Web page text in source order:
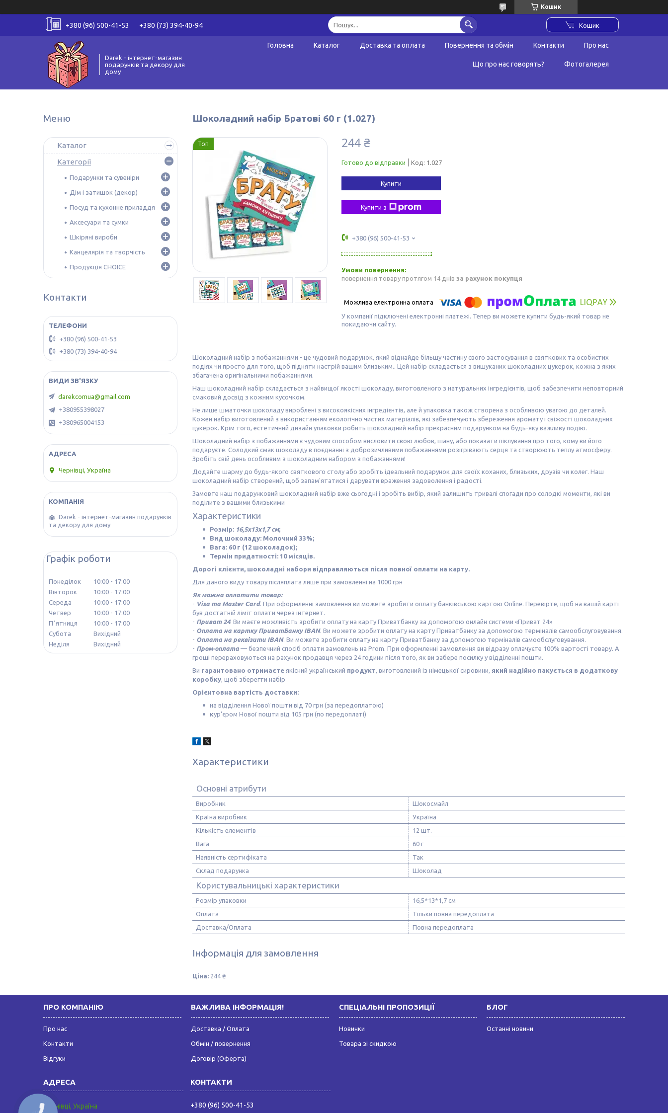
Кошик
+380 (96) 500-41-53 +380 (73) 394-40-94 Кошик
Darek - інтернет-магазин
подарунків та декору для
дому
Головна Каталог Доставка та оплата Повернення та обмін Контакти Про нас
Що про нас говорять? Фотогалерея
Шоколадний набір Братові 60 г (1.027)
Топ 244 ₴
Готово до відправки Код: 1.027
Купити
Купити з
+380 (96) 500-41-53
повернення товару протягом 14 днів за рахунок покупця
У компанії підключені електронні платежі. Тепер ви можете купити будь-який товар не
покидаючи сайту.
Шоколадний набір з побажаннями - це чудовий подарунок, який віднайде більшу частину свого застосування в святкових та особистих
подіях чи просто для того, щоб підняти настрій вашим близьким.. Цей набір складається з вишуканих шоколадних цукерок, кожна з яких
збагачена оригінальними побажаннями.
Наш шоколадний набір складається з найвищої якості шоколаду, виготовленого з натуральних інгредієнтів, щоб забезпечити неповторний
смаковий досвід з кожним кусочком.
Не лише шматочки шоколаду вироблені з високоякісних інгредієнтів, але й упаковка також створена з особливою увагою до деталей.
Кожен набір виготовлений з використанням екологічно чистих матеріалів, які забезпечують збереження аромату і свіжості шоколадних
цукерок. Крім того, естетичний дизайн упаковки робить шоколадний набір прекрасним подарунком на будь-яку важливу подію.
Шоколадний набір з побажаннями є чудовим способом висловити свою любов, шану, або показати піклування про того, кому ви його
подаруєте. Солодкий смак шоколаду в поєднанні з доброзичливими побажаннями розігрівають серця та створюють теплу атмосферу.
Зробіть свій день особливим з шоколадним набором з побажаннями!
Додайте шарму до будь-якого святкового столу або зробіть ідеальний подарунок для своїх коханих, близьких, друзів чи колег. Наш
шоколадний набір створений, щоб запам'ятатися і дарувати враження задоволення і радості.
Замовте наш подарунковий шоколадний набір вже сьогодні і зробіть вибір, який залишить тривалі спогади про солодкі моменти, які ви
поділите з вашими близькими
Характеристики
Розмір: 16,5х13х1,7 см;
Вид шоколаду: Молочний 33%;
Вага: 60 г (12 шоколадок);
Термін придатності: 10 місяців.
Дорогі клієнти, шоколадні набори відправляються після повної оплати на карту.
Для даного виду товару післяплата лише при замовленні на 1000 грн
Як можна оплатити товар:
- Visa та Master Card. При оформленні замовлення ви можете зробити оплату банківською картою Online. Перевірте, щоб на вашій карті
був достатній ліміт оплати через інтернет.
- Приват 24. Ви маєте можливість зробити оплату на карту Приватбанку за допомогою онлайн системи «Приват 24»
- Оплата на картку ПриватБанку IBAN. Ви можете зробити оплату на карту Приватбанку за допомогою терміналів самообслуговування.
- Оплата на реквізити IBAN. Ви можете зробити оплату на карту Приватбанку за допомогою терміналів самообслуговування.
- Пром-оплата — безпечний спосіб оплати замовлень на Prom. При оформленні замовлення ви відразу оплачуєте 100% вартості товару. А
гроші перераховуються на рахунок продавця через 24 години після того, як ви забере посилку у відділенні пошти.
Ви гарантовано отримаєте якісний український продукт, виготовлений із німецької сировини, який надійно пакується в додаткову
коробку, щоб зберегти набір
Орієнтовна вартість доставки:
на відділення Нової пошти від 70 грн (за передоплатою)
кур'єром Нової пошти від 105 грн (по передоплаті)
Характеристики
Основні атрибути
Виробник
Шокосмайл
Країна виробник
Україна
Кількість елементів
12 шт.
Вага
60 г
Наявність сертифіката
Так
Склад подарунка
Шоколад
Користувальницькі характеристики
Розмір упаковки
16,5*13*1,7 см
Оплата
Тільки повна передоплата
Доставка/Оплата
Повна передоплата
Інформація для замовлення
Ціна: 244 ₴
Каталог
Категорії
Подарунки та сувеніри
Дім і затишок (декор)
Посуд та кухонне приладдя
Аксесуари та сумки
Шкіряні вироби
Канцелярія та творчість
Продукція CHOICE
Контакти
+380 (96) 500-41-53
+380 (73) 394-40-94
darekcomua@gmail.com
+380955398027
+380965004153
Чернівці, Україна
Darek - інтернет-магазин подарунків
та декору для дому
Графік роботи
Понеділок 10:00
17:00
Вівторок
10:00
17:00
Середа
10:00
17:00
Четвер
10:00
17:00
Пʼятниця
10:00
17:00
Субота
Вихідний
Неділя
Вихідний
ПРО КОМПАНІЮ
Про нас
Контакти
Відгуки
ВАЖЛИВА ІНФОРМАЦІЯ!
Доставка / Оплата
Обмін / повернення
Договір (Оферта)
СПЕЦІАЛЬНІ ПРОПОЗИЦІЇ
Новинки
Товара зі скидкою
БЛОГ
Останні новини
Чернівці, Україна +380 (96) 500-41-53
КНОПКА